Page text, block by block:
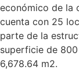
económico de la
cuenta con 25
parte de la
superficie de
6,678.64 m2.